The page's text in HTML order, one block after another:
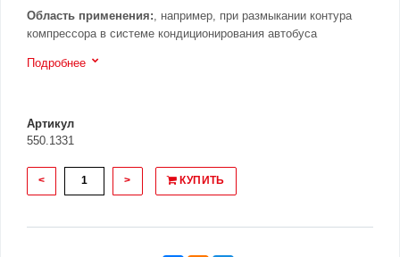
Область применения:, например, при размыкании контура
компрессора в системе кондиционирования автобуса
Подробнее
Артикул
550.1331
< > КУПИТЬ